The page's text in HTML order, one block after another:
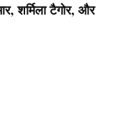
शर्मिला टैगोर, और